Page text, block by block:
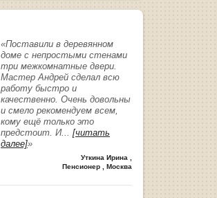
«Поставили в деревянном
доме с непростыми стенами
три межкомнатные двери.
Мастер Андрей сделал всю
работу быстро и
качественно. Очень довольны
и смело рекомендуем всем,
кому ещё только это
предстоит. И... [читать
далее]»
Уткина Ирина ,
Пенсионер , Москва